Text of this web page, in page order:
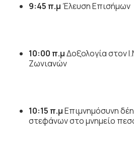
9:45 π.μ Έλευση Επισήμων
10:00 π.μΔοξολογία στον
Ζωνιανών
10:15 π.μΕπιμνημόσυνη
στεφάνων στο μνημείο